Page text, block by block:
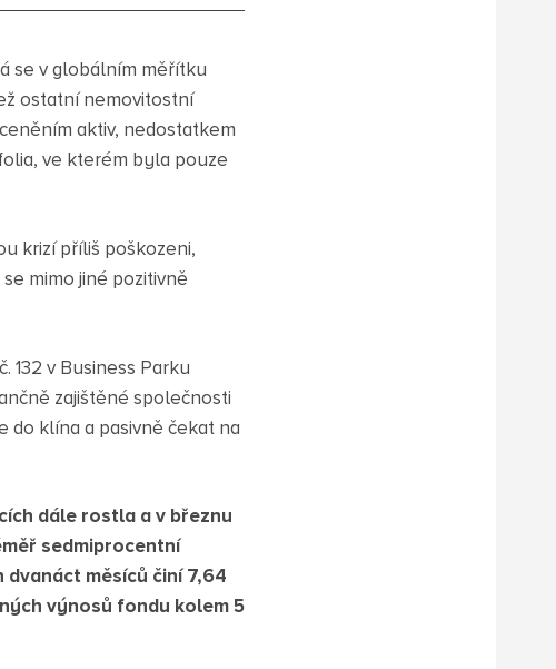
se v globálním měřítku
ostatní nemovitostní
aktiv, nedostatkem
ve kterém byla pouze
krizí příliš poškozeni,
mimo jiné pozitivně
132 v Business Parku
zajištěné společnosti
do klína a pasivně čekat na
dále rostla a v březnu
sedmiprocentní
dvanáct měsíců činí 7,64
výnosů fondu kolem 5